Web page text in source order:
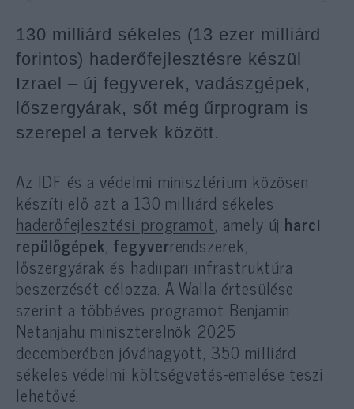
130 milliárd sékeles (13 ezer milliárd
forintos) haderőfejlesztésre készül
Izrael – új fegyverek, vadászgépek,
lőszergyárak, sőt még űrprogram is
szerepel a tervek között.
Az IDF és a védelmi minisztérium közösen
készíti elő azt a 130 milliárd sékeles
haderőfejlesztési programot, amely új harci
repülőgépek, fegyverrendszerek,
lőszergyárak és hadiipari infrastruktúra
beszerzését célozza. A Walla értesülése
szerint a többéves programot Benjamin
Netanjahu miniszterelnök 2025
decemberében jóváhagyott, 350 milliárd
sékeles védelmi költségvetés-emelése teszi
lehetővé.